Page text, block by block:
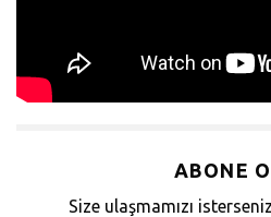
ABONE
Size ulaşmamızı